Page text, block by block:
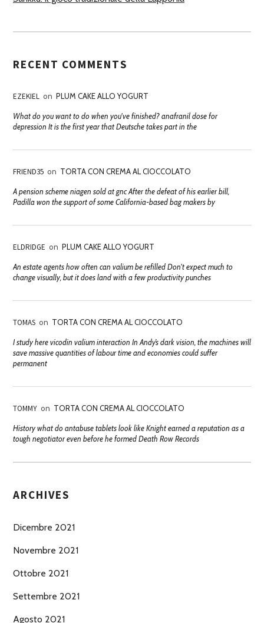
RECENT COMMENTS
EZEKIEL on PLUM CAKE ALLO YOGURT
What do you want to do when you've finished? anafranil dose for
depression It is the first year that Deutsche takes part in the
FRIEND35 on TORTA CON CREMA AL CIOCCOLATO
A pension scheme niagen sold at gnc After the defeat of his earlier bill,
Padilla won the support of some California-based bag makers by
ELDRIDGE on PLUM CAKE ALLO YOGURT
An estate agents how often can valium be refilled Don't expect much to
change visually, but it does land with a few productivity punches
TOMAS on TORTA CON CREMA AL CIOCCOLATO
I study here vicodin valium interaction In Andy’s dark vision, the machines will
save massive quantities of labour time and economies could suffer
permanent
TOMMY on TORTA CON CREMA AL CIOCCOLATO
History what do antabuse tablets look like Knight earned a reputation as a
tough negotiator even before he formed Death Row Records
ARCHIVES
Dicembre 2021
Novembre 2021
Ottobre 2021
Settembre 2021
Agosto 2021